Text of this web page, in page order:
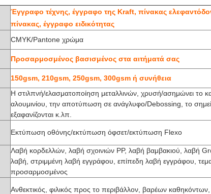
Έγγραφο τέχνης, έγγραφο της Kraft, πίνακας
πίνακας, έγγραφο ειδικότητας
CMYK/Pantone χρώμα
Προσαρμοσμένος βασισμένος στα αιτήματά σας
150gsm, 210gsm, 250gsm, 300gsm ή συνήθεια
Η στιλπνή/ελασματοποίηση μεταλλινών, χρυσή/ασημώνει το
αλουμινίου, την αποτύπωση σε ανάγλυφο/Debossing, το
εξαφανίζονται κ.λπ.
Εκτύπωση οθόνης/εκτύπωση όφσετ/εκτύπωση Flexo
Λαβή κορδελλών, λαβή σχοινιών PP, λαβή βαμβακιού, λαβή
λαβή, στριμμένη λαβή εγγράφου, επίπεδη λαβή εγγράφου,
προσαρμοσμένος
Ανθεκτικός, φιλικός προς το περιβάλλον, βαρέων